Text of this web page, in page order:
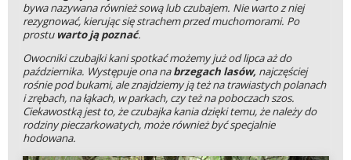
bywa nazywana również sową lub czubajem. Nie warto z niej
rezygnować, kierując się strachem przed muchomorami. Po
prostu warto ją poznać.
Owocniki czubajki kani spotkać możemy już od lipca aż do
października. Występuje ona nabrzegach lasów,najczęściej
rośnie pod bukami, ale znajdziemy ją też na trawiastych polanach
i zrębach, na łąkach, w parkach, czy też na poboczach szos.
Ciekawostką jest to, że czubajka kania dzięki temu, że należy do
rodziny pieczarkowatych, może również być specjalnie
hodowana.